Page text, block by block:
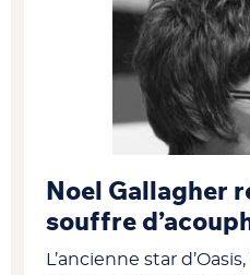
Noel Gallagher
souffre
L’ancienne star